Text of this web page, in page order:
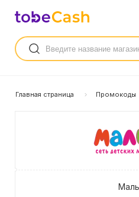
Главная страница Промокоды